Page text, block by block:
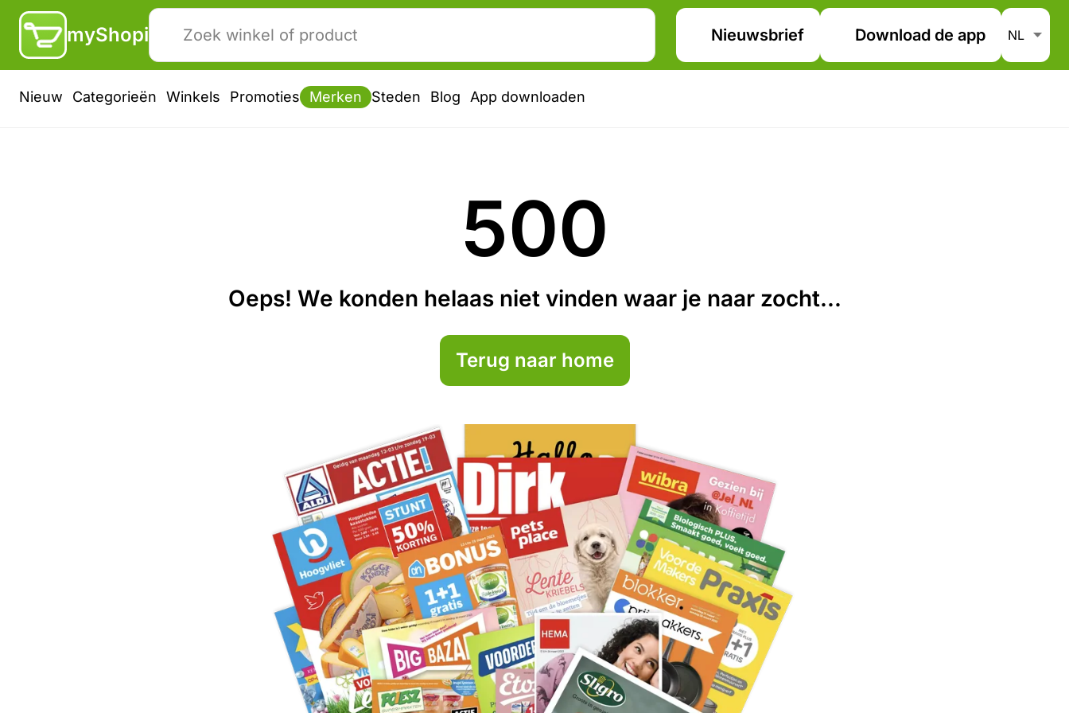
myShopi Nieuwsbrief Download de app
Nieuw Categorieën Winkels Promoties Merken Steden Blog App downloaden
500
Oeps! We konden helaas niet vinden waar je naar zocht...
Terug naar home